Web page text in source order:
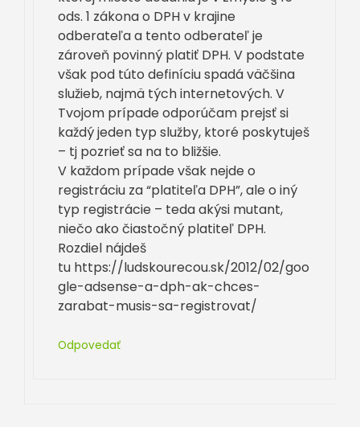
ods. 1 zákona o DPH v krajine
odberateľa a tento odberateľ je
zároveň povinný platiť DPH. V podstate
však pod túto definíciu spadá väčšina
služieb, najmä tých internetových. V
Tvojom prípade odporúčam prejsť si
každý jeden typ služby, ktoré poskytuješ
– tj pozrieť sa na to bližšie.
V každom prípade však nejde o
registráciu za “platiteľa DPH”, ale o iný
typ registrácie – teda akýsi mutant,
niečo ako čiastočný platiteľ DPH.
Rozdiel nájdeš
tu https://ludskourecou.sk/2012/02/goo
gle-adsense-a-dph-ak-chces-
zarabat-musis-sa-registrovat/
Odpovedať